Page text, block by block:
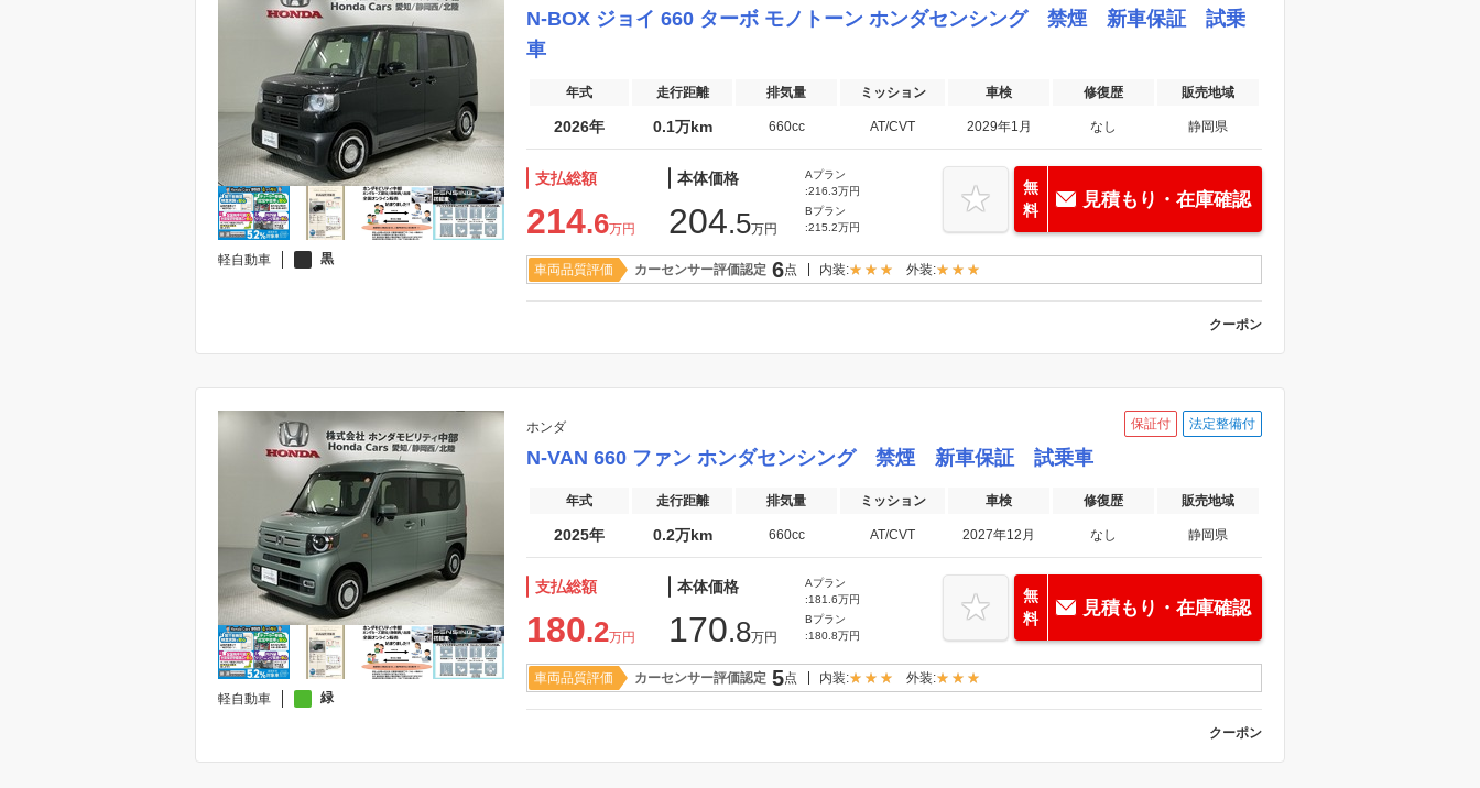
軽自動車 黒
N-BOX ジョイ 660 ターボ モノトーン ホンダセンシング 禁煙 新車保証 試乗
車
年式 走行距離 排気量 ミッション 車検 修復歴 販売地域
2026年 0.1万km 660cc AT/CVT 2029年1月 なし 静岡県
支払総額
214.6万円
本体価格
204.5万円
Aプラン
:216.3万円
Bプラン
:215.2万円
無
料
見積もり・在庫確認
車両品質評価 カーセンサー評価認定 6点 内装: 外装:
クーポン
軽自動車 緑
ホンダ 保証付 法定整備付
N-VAN 660 ファン ホンダセンシング 禁煙 新車保証 試乗車
年式 走行距離 排気量 ミッション 車検 修復歴 販売地域
2025年 0.2万km 660cc AT/CVT 2027年12月 なし 静岡県
支払総額
180.2万円
本体価格
170.8万円
Aプラン
:181.6万円
Bプラン
:180.8万円
無
料
見積もり・在庫確認
車両品質評価 カーセンサー評価認定 5点 内装: 外装:
クーポン